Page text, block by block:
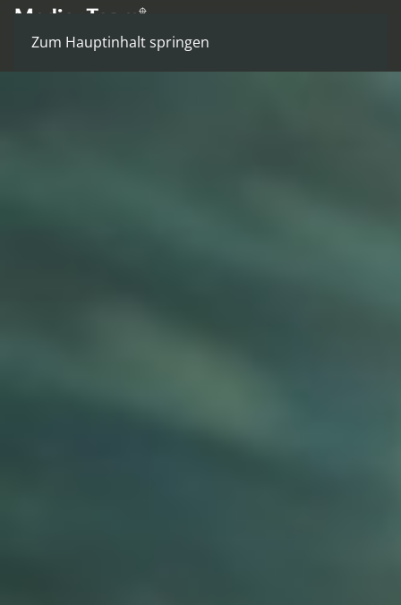
Zum Hauptinhalt springen